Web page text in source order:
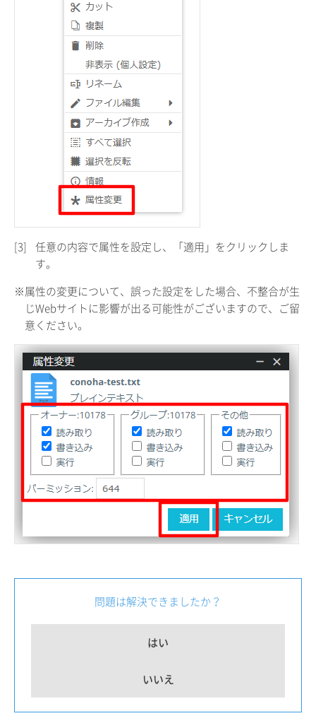
[3]
任意の内容で属性を設定し、「適用」をクリックしま
す。
※属性の変更について、誤った設定をした場合、不整合が生
じWebサイトに影響が出る可能性がございますので、ご留
意ください。
問題は解決できましたか？
はい
いいえ